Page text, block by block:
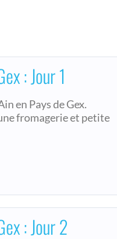
: Jour 1
en Pays de Gex.
fromagerie et petite
: Jour 2